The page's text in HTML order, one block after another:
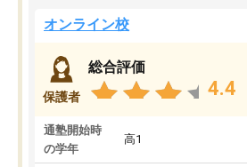
オンライン校
保護者
総合評価
4.4
通塾開始時
の学年
高1